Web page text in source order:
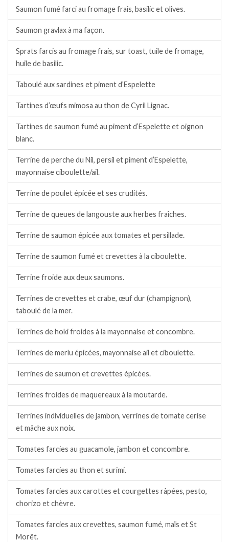
Saumon fumé farci au fromage frais, basilic et olives.
Saumon gravlax à ma façon.
Sprats farcis au fromage frais, sur toast, tuile de fromage,
huile de basilic.
Taboulé aux sardines et piment d’Espelette
Tartines d’œufs mimosa au thon de Cyril Lignac.
Tartines de saumon fumé au piment d’Espelette et oignon
blanc.
Terrine de perche du Nil, persil et piment d’Espelette,
mayonnaise ciboulette/ail.
Terrine de poulet épicée et ses crudités.
Terrine de queues de langouste aux herbes fraîches.
Terrine de saumon épicée aux tomates et persillade.
Terrine de saumon fumé et crevettes à la ciboulette.
Terrine froide aux deux saumons.
Terrines de crevettes et crabe, œuf dur (champignon),
taboulé de la mer.
Terrines de hoki froides à la mayonnaise et concombre.
Terrines de merlu épicées, mayonnaise ail et ciboulette.
Terrines de saumon et crevettes épicées.
Terrines froides de maquereaux à la moutarde.
Terrines individuelles de jambon, verrines de tomate cerise
et mâche aux noix.
Tomates farcies au guacamole, jambon et concombre.
Tomates farcies au thon et surimi.
Tomates farcies aux carottes et courgettes râpées, pesto,
chorizo et chèvre.
Tomates farcies aux crevettes, saumon fumé, maïs et St
Morêt.